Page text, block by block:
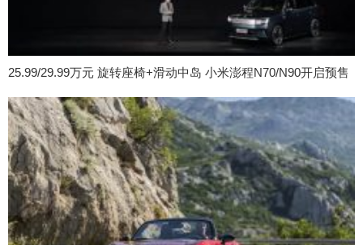
25.99/29.99万元 旋转座椅+滑动中岛 小米澎程N70/N90开启预售